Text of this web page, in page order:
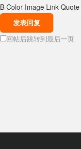
B Color Image Link Quote
发表回复
回帖后跳转到最后一页